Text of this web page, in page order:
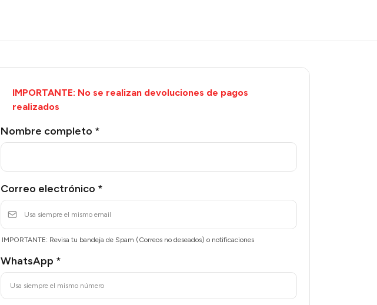
IMPORTANTE: No se realizan devoluciones de pagos
realizados
Nombre completo *
Correo electrónico *
IMPORTANTE: Revisa tu bandeja de Spam (Correos no deseados) o notificaciones
WhatsApp *